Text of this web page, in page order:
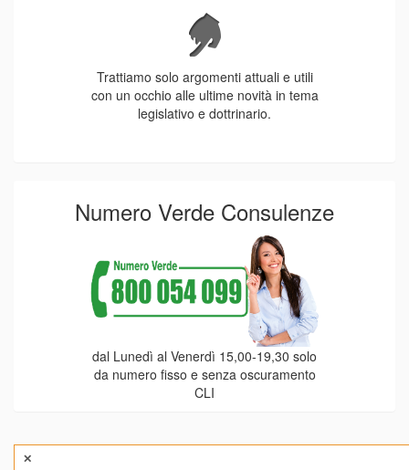
Trattiamo solo argomenti attuali e utili
con un occhio alle ultime novità in tema
legislativo e dottrinario.
Numero Verde Consulenze
dal Lunedì al Venerdì 15,00-19,30 solo
da numero fisso e senza oscuramento
CLI